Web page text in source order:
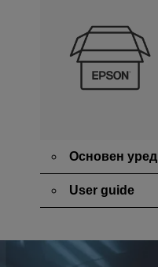
Основен уред
User guide